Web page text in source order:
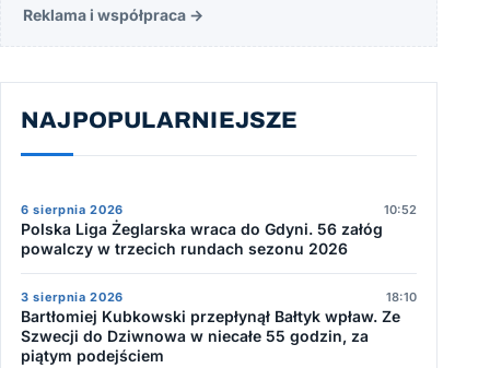
Reklama i współpraca →
NAJPOPULARNIEJSZE
6 sierpnia 2026 10:52
Polska Liga Żeglarska wraca do Gdyni. 56 załóg
powalczy w trzecich rundach sezonu 2026
3 sierpnia 2026 18:10
Bartłomiej Kubkowski przepłynął Bałtyk wpław. Ze
Szwecji do Dziwnowa w niecałe 55 godzin, za
piątym podejściem